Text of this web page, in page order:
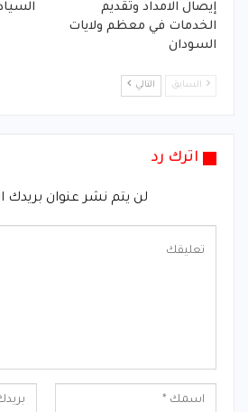
إيصال الامداد وتقديم
الخدمات في معظم ولايات
السودان
السابق التالي
اترك رد
لن يتم نشر عنوان بريدك